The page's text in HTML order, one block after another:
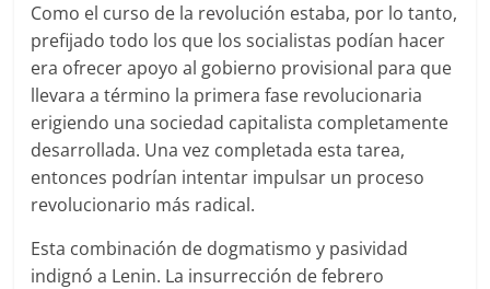
Como el curso de la revolución estaba, por lo tanto,
prefijado todo los que los socialistas podían hacer
era ofrecer apoyo al gobierno provisional para que
llevara a término la primera fase revolucionaria
erigiendo una sociedad capitalista completamente
desarrollada. Una vez completada esta tarea,
entonces podrían intentar impulsar un proceso
revolucionario más radical.
Esta combinación de dogmatismo y pasividad
indignó a Lenin. La insurrección de febrero